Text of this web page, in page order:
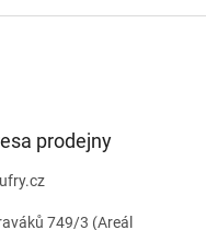
prodejny
749/3 (Areál